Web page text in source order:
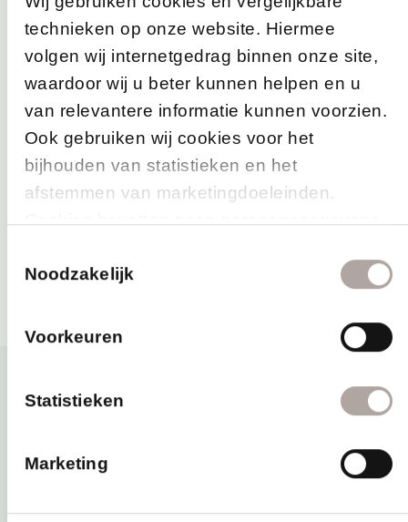
technieken op onze website. Hiermee
volgen wij internetgedrag binnen onze site,
waardoor wij u beter kunnen helpen en u
van relevantere informatie kunnen voorzien.
Ook gebruiken wij cookies voor het
bijhouden van statistieken en het
afstemmen van marketingdoeleinden.
Cookies bevatten geen persoonsgegevens.
Noodzakelijk
Voorkeuren
Statistieken
Marketing
shower gel
Keuze
Na uw wellnessdag ontvangt u een heerlijke
TREATMENTS® foaming shower gel voor thuis. Zo kunt u
Reserveren